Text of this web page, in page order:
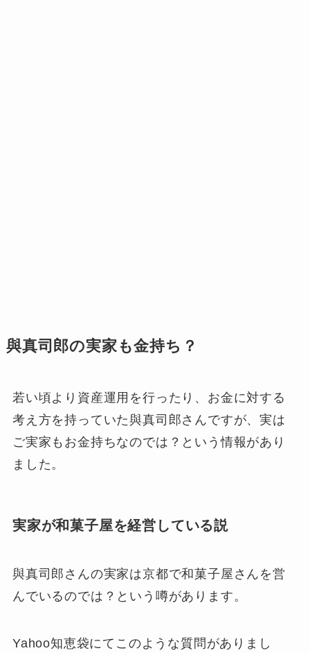
與真司郎の実家も金持ち？
若い頃より資産運用を行ったり、お金に対する
考え方を持っていた與真司郎さんですが、実は
ご実家もお金持ちなのでは？という情報があり
ました。
実家が和菓子屋を経営している説
與真司郎さんの実家は京都で和菓子屋さんを営
んでいるのでは？という噂があります。
Yahoo知恵袋にてこのような質問がありまし